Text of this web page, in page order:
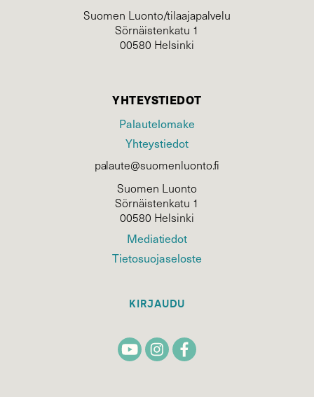
Suomen Luonto/tilaajapalvelu
Sörnäistenkatu 1
00580 Helsinki
YHTEYSTIEDOT
Palautelomake
Yhteystiedot
palaute@suomenluonto.fi
Suomen Luonto
Sörnäistenkatu 1
00580 Helsinki
Mediatiedot
Tietosuojaseloste
KIRJAUDU